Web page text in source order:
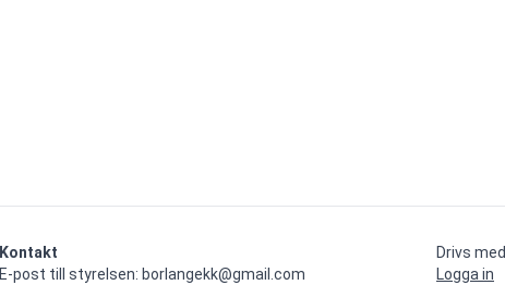
Kontakt
E-post till styrelsen: borlangekk@gmail.com
Drivs med
Logga in